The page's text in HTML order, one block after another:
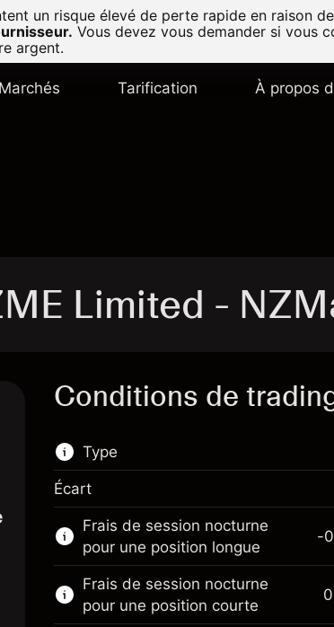
un risque élevé de perte rapide en raison
Vous devez vous demander si vous
argent.
Marchés Tarification À propos
Limited -
Conditions de
Type
Ce marché financier est disponible
trading de CFD.
En savoir plus sur :
CFD
Écart
Frais de session nocturne
pour une position longue
-
Frais de session nocturne
pour une position courte